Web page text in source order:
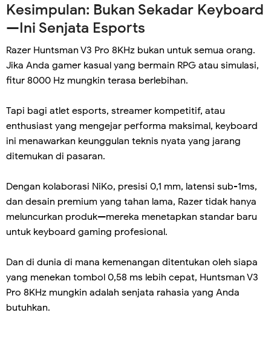
Kesimpulan: Bukan Sekadar Keyboard
—Ini Senjata Esports
Razer Huntsman V3 Pro 8KHz bukan untuk semua orang.
Jika Anda gamer kasual yang bermain RPG atau simulasi,
fitur 8000 Hz mungkin terasa berlebihan.
Tapi bagi atlet esports, streamer kompetitif, atau
enthusiast yang mengejar performa maksimal, keyboard
ini menawarkan keunggulan teknis nyata yang jarang
ditemukan di pasaran.
Dengan kolaborasi NiKo, presisi 0,1 mm, latensi sub-1ms,
dan desain premium yang tahan lama, Razer tidak hanya
meluncurkan produk—mereka menetapkan standar baru
untuk keyboard gaming profesional.
Dan di dunia di mana kemenangan ditentukan oleh siapa
yang menekan tombol 0,58 ms lebih cepat, Huntsman V3
Pro 8KHz mungkin adalah senjata rahasia yang Anda
butuhkan.